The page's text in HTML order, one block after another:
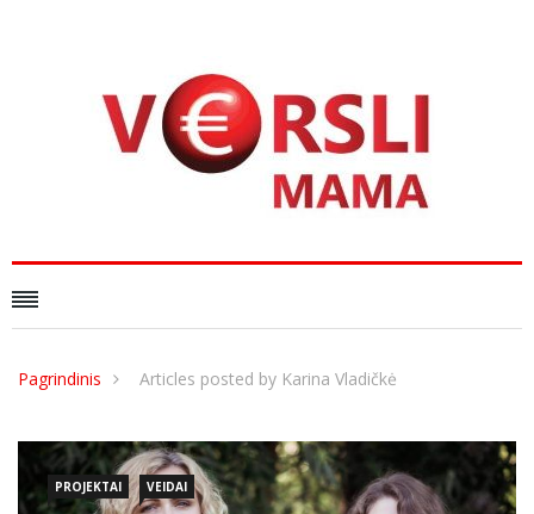
Pagrindinis Articles posted by Karina Vladičkė
PROJEKTAI VEIDAI